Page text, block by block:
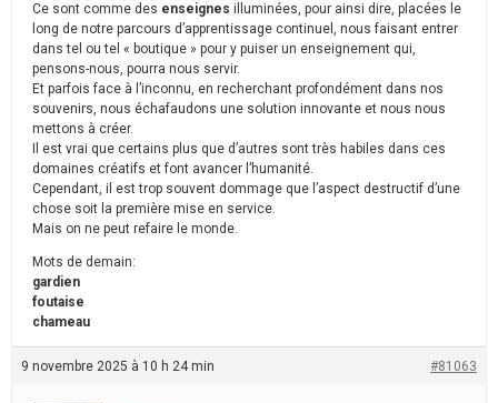
Ce sont comme des enseignes illuminées, pour ainsi dire, placées le
long de notre parcours d’apprentissage continuel, nous faisant entrer
dans tel ou tel « boutique » pour y puiser un enseignement qui,
pensons-nous, pourra nous servir.
Et parfois face à l’inconnu, en recherchant profondément dans nos
souvenirs, nous échafaudons une solution innovante et nous nous
mettons à créer.
Il est vrai que certains plus que d’autres sont très habiles dans ces
domaines créatifs et font avancer l’humanité.
Cependant, il est trop souvent dommage que l’aspect destructif d’une
chose soit la première mise en service.
Mais on ne peut refaire le monde.
Mots de demain:
gardien
foutaise
chameau
9 novembre 2025 à 10 h 24 min #81063